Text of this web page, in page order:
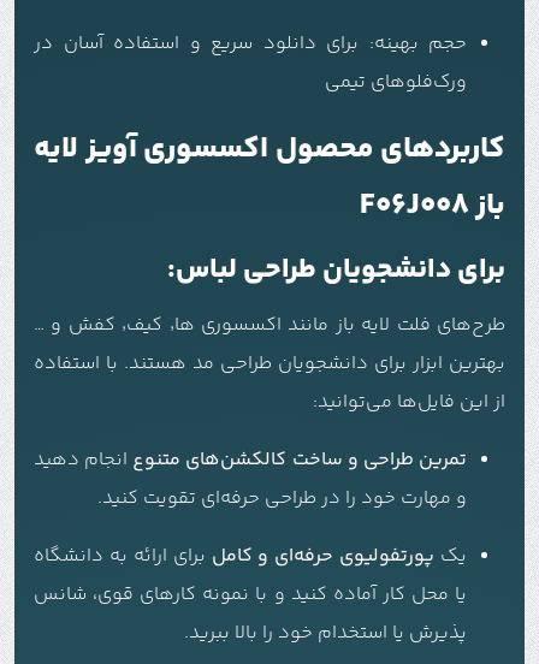
حجم بهینه: برای دانلود سریع و استفاده آسان در
ورک‌فلوهای تیمی
کاربردهای محصول اکسسوری آویز لایه
باز F06J008
برای دانشجویان طراحی لباس:
طرح‌های فلت لایه باز مانند اکسسوری ها٬ کیف٬ کفش و …
بهترین ابزار برای دانشجویان طراحی مد هستند. با استفاده
از این فایل‌ها می‌توانید:
تمرین طراحی و ساخت کالکشن‌های متنوع انجام دهید
و مهارت خود را در طراحی حرفه‌ای تقویت کنید.
یک پورتفولیوی حرفه‌ای و کامل برای ارائه به دانشگاه
یا محل کار آماده کنید و با نمونه کارهای قوی، شانس
پذیرش یا استخدام خود را بالا ببرید.